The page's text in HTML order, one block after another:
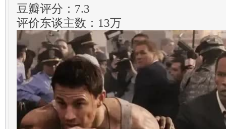
豆瓣评分：7.3
评价东谈主数：13万